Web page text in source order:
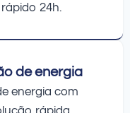
24h.
de energia
energia com